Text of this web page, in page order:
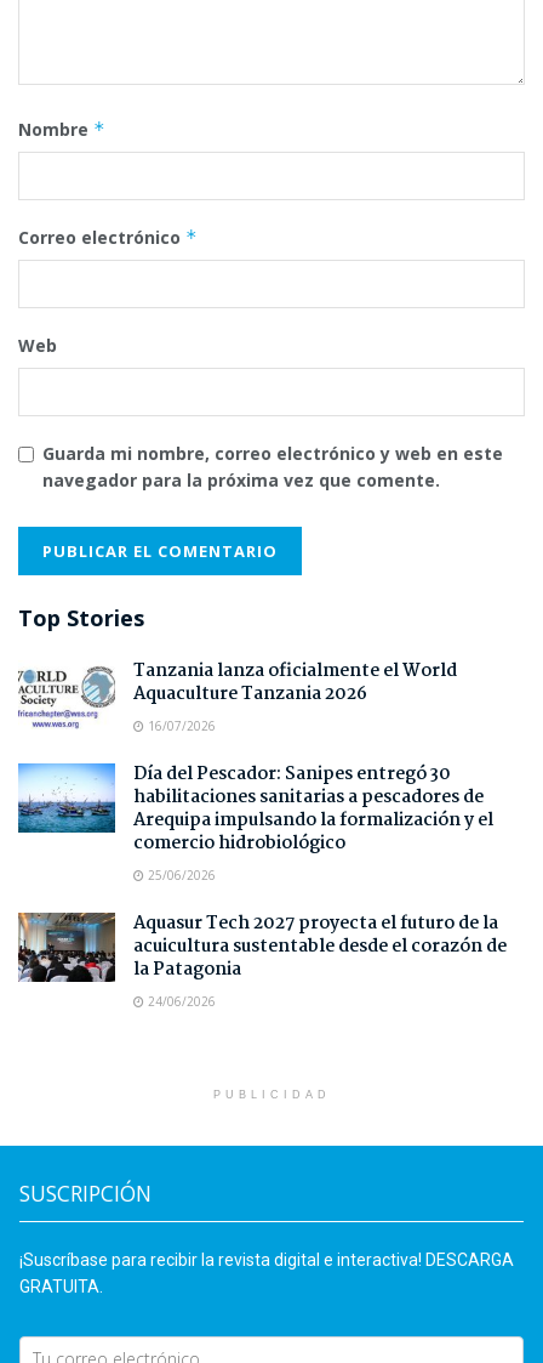
Nombre *
Correo electrónico *
Web
Guarda mi nombre, correo electrónico y web en este
navegador para la próxima vez que comente.
Top Stories
Tanzania lanza oficialmente el World
Aquaculture Tanzania 2026
16/07/2026
Día del Pescador: Sanipes entregó 30
habilitaciones sanitarias a pescadores de
Arequipa impulsando la formalización y el
comercio hidrobiológico
25/06/2026
Aquasur Tech 2027 proyecta el futuro de la
acuicultura sustentable desde el corazón de
la Patagonia
24/06/2026
PUBLICIDAD
SUSCRIPCIÓN
¡Suscríbase para recibir la revista digital e interactiva! DESCARGA
GRATUITA.